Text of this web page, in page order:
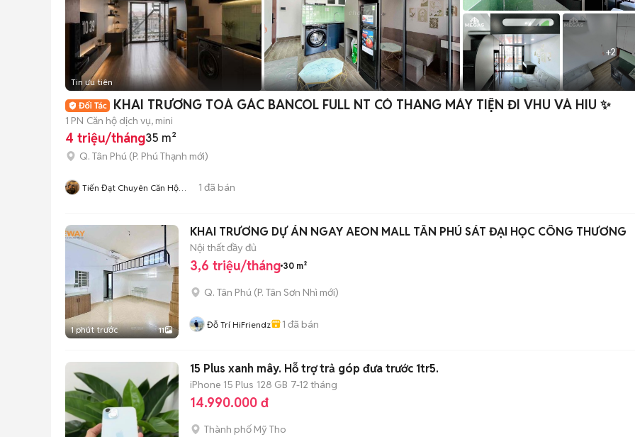
+2
Tin ưu tiên
KHAI TRƯƠNG TOÀ GÁC BANCOL FULL NT CÓ THANG MÁY TIỆN ĐI VHU VÀ HIU ✨
1 PN Căn hộ dịch vụ, mini
4 triệu/tháng35 m²
Q. Tân Phú (P. Phú Thạnh mới)
Tiến Đạt Chuyên Căn Hộ
1 đã bán
1 phút trước 11
KHAI TRƯƠNG DỰ ÁN NGAY AEON MALL TÂN PHÚ SÁT ĐẠI HỌC CÔNG THƯƠNG
Nội thất đầy đủ
3,6 triệu/tháng 30 m²
Q. Tân Phú (P. Tân Sơn Nhì mới)
Đỗ Trí HiFriendz 1 đã bán
15 Plus xanh mây. Hỗ trợ trả góp đưa trước 1tr5.
iPhone 15 Plus 128 GB 7-12 tháng
14.990.000 đ
Thành phố Mỹ Tho